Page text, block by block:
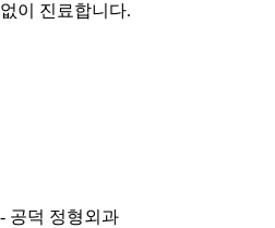
이 진료합니다.